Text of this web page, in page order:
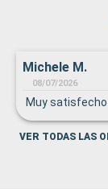
Michele M.
08/07/2026
Muy satisfecho
VER TODAS LAS